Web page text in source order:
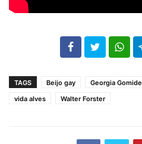
102 35
TAGS Beijo gay Georgia Gomide
vida alves
Walter Forster